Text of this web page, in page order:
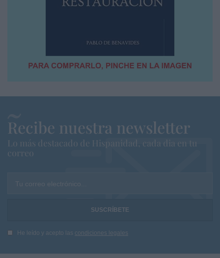
Recibe nuestra newsletter
Lo más destacado de Hispanidad, cada dia en tu
correo
Tu correo electrónico...
He leído y acepto las condiciones legales